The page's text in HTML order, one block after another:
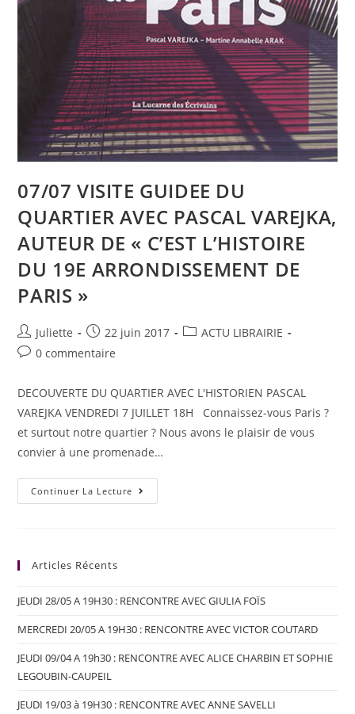
07/07 VISITE GUIDEE DU
QUARTIER AVEC PASCAL VAREJKA,
AUTEUR DE « C’EST L’HISTOIRE
DU 19E ARRONDISSEMENT DE
PARIS »
Juliette 22 juin 2017
ACTU LIBRAIRIE
0 commentaire
DECOUVERTE DU QUARTIER AVEC L'HISTORIEN PASCAL
VAREJKA VENDREDI 7 JUILLET 18H Connaissez-vous Paris ?
et surtout notre quartier ? Nous avons le plaisir de vous
convier à une promenade…
Continuer La Lecture
Articles Récents
JEUDI 28/05 A 19H30 : RENCONTRE AVEC GIULIA FOÏS
MERCREDI 20/05 A 19H30 : RENCONTRE AVEC VICTOR COUTARD
JEUDI 09/04 A 19h30 : RENCONTRE AVEC ALICE CHARBIN ET SOPHIE
LEGOUBIN-CAUPEIL
JEUDI 19/03 à 19H30 : RENCONTRE AVEC ANNE SAVELLI